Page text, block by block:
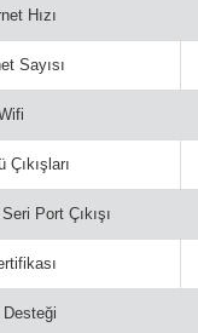
Hızı
Sayısı
Çıkışları
Port Çıkışı